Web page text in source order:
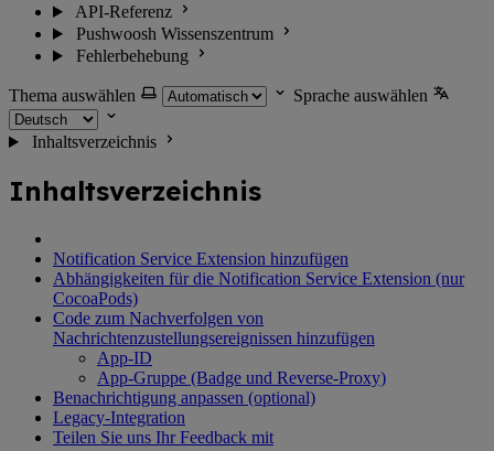
API-Referenz
Pushwoosh Wissenszentrum
Fehlerbehebung
Thema auswählen Sprache auswählen
Inhaltsverzeichnis
Inhaltsverzeichnis
Notification Service Extension hinzufügen
Abhängigkeiten für die Notification Service Extension (nur
CocoaPods)
Code zum Nachverfolgen von
Nachrichtenzustellungsereignissen hinzufügen
App-ID
App-Gruppe (Badge und Reverse-Proxy)
Benachrichtigung anpassen (optional)
Legacy-Integration
Teilen Sie uns Ihr Feedback mit